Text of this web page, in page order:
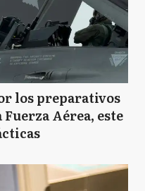
los preparativos
Aérea, este